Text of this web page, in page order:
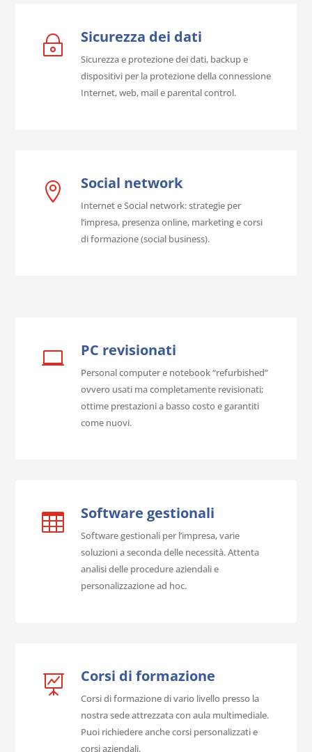
~ Sicurezza dei dati
Sicurezza e protezione dei dati, backup e
dispositivi per la protezione della connessione
Internet, web, mail e parental control.
 Social network
Internet e Social network: strategie per
l’impresa, presenza online, marketing e corsi
di formazione (social business).
 PC revisionati
Personal computer e notebook “refurbished”
ovvero usati ma completamente revisionati;
ottime prestazioni a basso costo e garantiti
come nuovi.
 Software gestionali
Software gestionali per l’impresa, varie
soluzioni a seconda delle necessità. Attenta
analisi delle procedure aziendali e
personalizzazione ad hoc.
 Corsi di formazione
Corsi di formazione di vario livello presso la
nostra sede attrezzata con aula multimediale.
Puoi richiedere anche corsi personalizzati e
corsi aziendali.